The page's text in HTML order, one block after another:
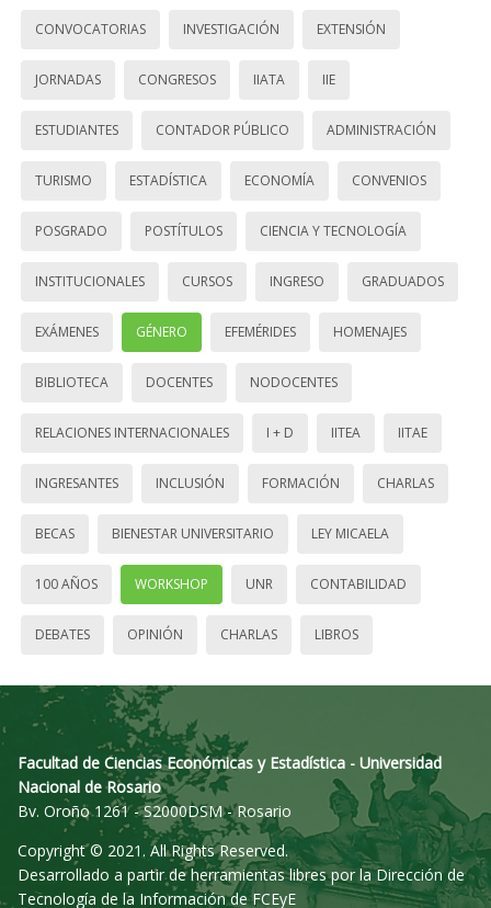
CONVOCATORIAS INVESTIGACIÓN EXTENSIÓN
JORNADAS CONGRESOS IIATA IIE
ESTUDIANTES CONTADOR PÚBLICO ADMINISTRACIÓN
TURISMO ESTADÍSTICA ECONOMÍA CONVENIOS
POSGRADO POSTÍTULOS CIENCIA Y TECNOLOGÍA
INSTITUCIONALES CURSOS INGRESO GRADUADOS
EXÁMENES GÉNERO EFEMÉRIDES HOMENAJES
BIBLIOTECA DOCENTES NODOCENTES
RELACIONES INTERNACIONALES I + D IITEA IITAE
INGRESANTES INCLUSIÓN FORMACIÓN CHARLAS
BECAS BIENESTAR UNIVERSITARIO LEY MICAELA
100 AÑOS WORKSHOP UNR CONTABILIDAD
DEBATES OPINIÓN CHARLAS LIBROS
Facultad de Ciencias Económicas y Estadística - Universidad
Nacional de Rosario
Bv. Oroño 1261 - S2000DSM - Rosario
Copyright © 2021. All Rights Reserved.
Desarrollado a partir de herramientas libres por la Dirección de
Tecnología de la Información de FCEyE